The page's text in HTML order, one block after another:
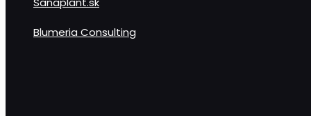
Blumeria Consulting